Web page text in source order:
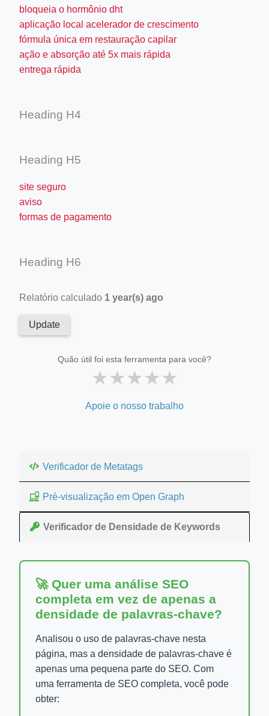
bloqueia o hormônio dht
aplicação local acelerador de crescimento
fórmula única em restauração capilar
ação e absorção até 5x mais rápida
entrega rápida
Heading H4
Heading H5
site seguro
aviso
formas de pagamento
Heading H6
Relatório calculado 1 year(s) ago
Update
Quão útil foi esta ferramenta para você?
★★★★★
Apoie o nosso trabalho
Verificador de Metatags
Pré-visualização em Open Graph
Verificador de Densidade de Keywords
🚀 Quer uma análise SEO
completa em vez de apenas a
densidade de palavras-chave?
Analisou o uso de palavras-chave nesta
página, mas a densidade de palavras-chave é
apenas uma pequena parte do SEO. Com
uma ferramenta de SEO completa, você pode
obter: